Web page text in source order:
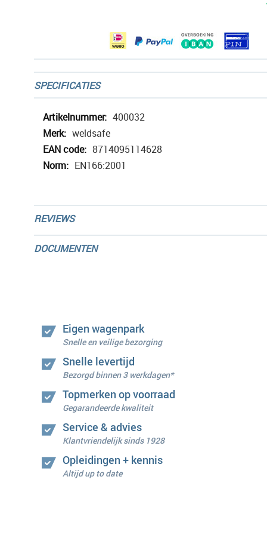
SPECIFICATIES
Meer
informatie
400032
weldsafe
8714095114628
EN166:2001
REVIEWS
DOCUMENTEN
Eigen wagenpark
Snelle en veilige bezorging
Snelle levertijd
Bezorgd binnen 3 werkdagen*
Topmerken op voorraad
Gegarandeerde kwaliteit
Service & advies
Klantvriendelijk sinds 1928
Opleidingen + kennis
Altijd up to date